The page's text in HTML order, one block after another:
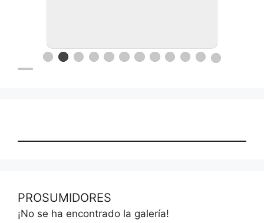
PROSUMIDORES
¡No se ha encontrado la galería!